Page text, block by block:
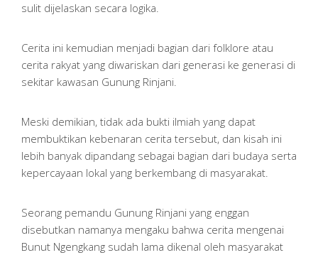
sulit dijelaskan secara logika.
Cerita ini kemudian menjadi bagian dari folklore atau
cerita rakyat yang diwariskan dari generasi ke generasi di
sekitar kawasan Gunung Rinjani.
Meski demikian, tidak ada bukti ilmiah yang dapat
membuktikan kebenaran cerita tersebut, dan kisah ini
lebih banyak dipandang sebagai bagian dari budaya serta
kepercayaan lokal yang berkembang di masyarakat.
Seorang pemandu Gunung Rinjani yang enggan
disebutkan namanya mengaku bahwa cerita mengenai
Bunut Ngengkang sudah lama dikenal oleh masyarakat